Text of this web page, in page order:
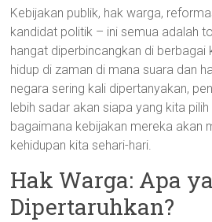
Kebijakan publik, hak warga,
kandidat politik – ini semua adalah
hangat diperbincangkan di berbagai
hidup di zaman di mana suara dan
negara sering kali dipertanyakan,
lebih sadar akan siapa yang kita
bagaimana kebijakan mereka akan
kehidupan kita sehari-hari.
Hak Warga: Apa
Dipertaruhkan?